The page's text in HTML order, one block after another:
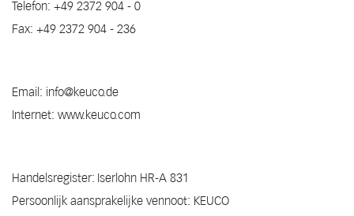
Telefon: +49 2372 904 - 0
Fax: +49 2372 904 - 236
Email: info@keuco.de
Internet: www.keuco.com
Handelsregister: Iserlohn HR-A 831
Persoonlijk aansprakelijke vennoot: KEUCO